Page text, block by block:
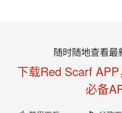
随时随地查看最
下载Red Scarf
必备